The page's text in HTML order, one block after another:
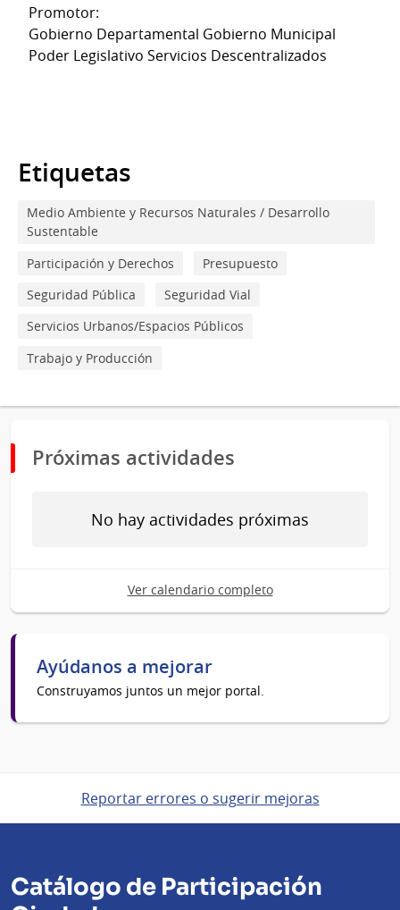
Promotor:
Gobierno Departamental Gobierno Municipal
Poder Legislativo Servicios Descentralizados
Etiquetas
Medio Ambiente y Recursos Naturales / Desarrollo
Sustentable
Participación y Derechos
Presupuesto
Seguridad Pública
Seguridad Vial
Servicios Urbanos/Espacios Públicos
Trabajo y Producción
Próximas actividades
No hay actividades próximas
Ver calendario completo
Ayúdanos a mejorar
Construyamos juntos un mejor portal.
Reportar errores o sugerir mejoras
Catálogo de Participación